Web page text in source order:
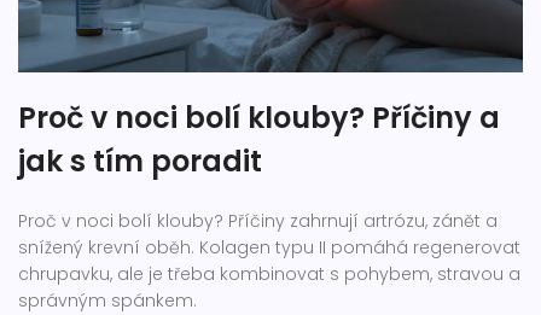
Proč v noci bolí klouby? Příčiny a
jak s tím poradit
Proč v noci bolí klouby? Příčiny zahrnují artrózu, zánět a
snížený krevní oběh. Kolagen typu II pomáhá regenerovat
chrupavku, ale je třeba kombinovat s pohybem, stravou a
správným spánkem.